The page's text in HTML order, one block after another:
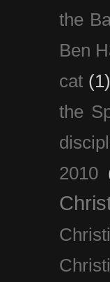
the
Ben
cat (1)
the
2010